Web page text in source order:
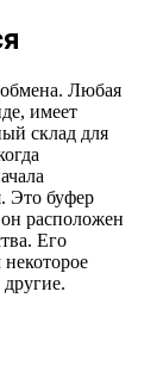
обмена. Любая
имеет
склад для
Это буфер
расположен
Его